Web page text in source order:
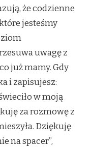
że codzienne
jesteśmy
uwagę z
już mamy. Gdy
i zapisujesz:
w moją
za rozmowę z
Dziękuję
na spacer”,